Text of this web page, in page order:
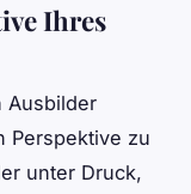
Ihres
Ausbilder
Perspektive zu
unter Druck,